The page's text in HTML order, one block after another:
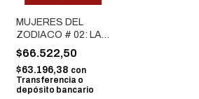
MUJERES DEL
ZODIACO # 02: LA
CUESTA DE
KEIWAZAKA
$66.522,50
$63.196,38 con
Transferencia o
depósito bancario